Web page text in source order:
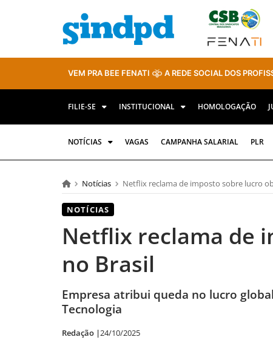
VEM PRA BEE FENATI A REDE SOCIAL DOS
FILIE-SE INSTITUCIONAL HOMOLOGAÇÃO
NOTÍCIAS VAGAS CAMPANHA SALARIAL PLR
Notícias Netflix reclama de imposto sobre lucro
NOTÍCIAS
Netflix reclama de
no Brasil
Empresa atribui queda no lucro
Tecnologia
Redação |24/10/2025